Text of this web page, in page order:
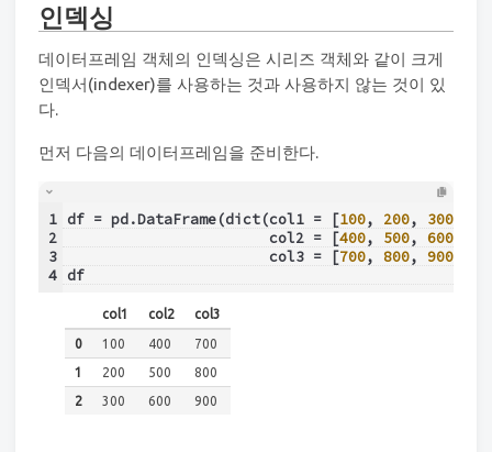
인덱싱
데이터프레임 객체의 인덱싱은 시리즈 객체와 같이 크게
인덱서(indexer)를 사용하는 것과 사용하지 않는 것이 있
다.
먼저 다음의 데이터프레임을 준비한다.
1
2
3
4
df = pd.DataFrame(dict(col1 = [100, 200, 300],
                       col2 = [
400, 500, 600],
                       col3 = [
700, 800, 900]))
df
col1 col2 col3
0 100 400
700
1
200 500
800
2
300 600 900